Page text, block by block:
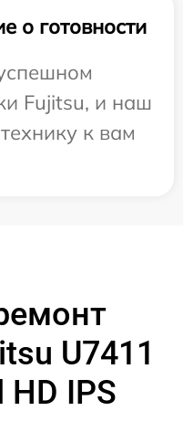
о готовности
Fujitsu, и наш
к вам
U7411
HD IPS